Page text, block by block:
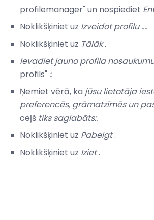
profilemanager" un nospiediet
Noklikšķiniet uz Izveidot profilu ....
Noklikšķiniet uz Tālāk.
Ievadiet jauno profila
profils" :.
Ņemiet vērā, ka jūsu lietotāja
preferencēs, grāmatzīmēs un
ceļš tiks saglabāts:.
Noklikšķiniet uz Pabeigt.
Noklikšķiniet uz Iziet.